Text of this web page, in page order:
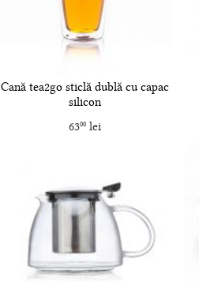
Cană tea2go sticlă dublă cu capac
silicon
6300lei